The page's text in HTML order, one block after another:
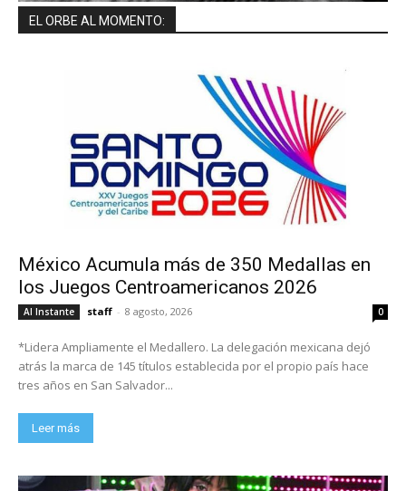
EL ORBE AL MOMENTO:
México Acumula más de 350 Medallas en
los Juegos Centroamericanos 2026
Al Instante staff - 8 agosto, 2026 0
*Lidera Ampliamente el Medallero. La delegación mexicana dejó
atrás la marca de 145 títulos establecida por el propio país hace
tres años en San Salvador...
Leer más